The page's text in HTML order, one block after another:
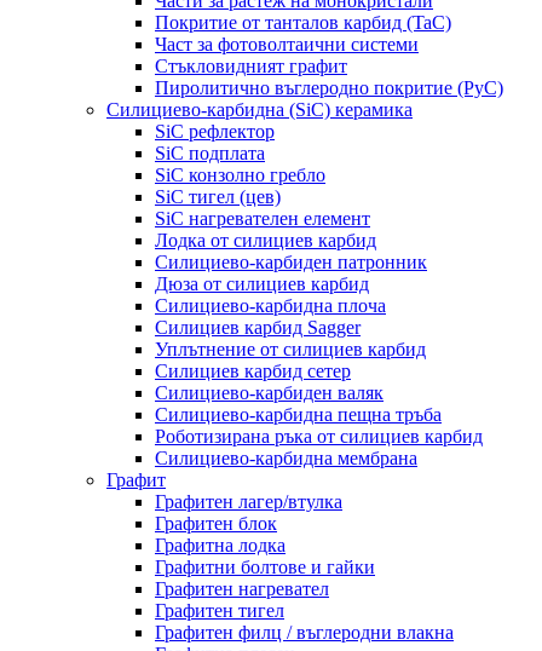
Покритие от танталов карбид (TaC)
Част за фотоволтаични системи
Стъкловидният графит
Пиролитично въглеродно покритие (PyC)
Силициево-карбидна (SiC) керамика
SiC рефлектор
SiC подплата
SiC конзолно гребло
SiC тигел (цев)
SiC нагревателен елемент
Лодка от силициев карбид
Силициево-карбиден патронник
Дюза от силициев карбид
Силициево-карбидна плоча
Силициев карбид Sagger
Уплътнение от силициев карбид
Силициев карбид сетер
Силициево-карбиден валяк
Силициево-карбидна пещна тръба
Роботизирана ръка от силициев карбид
Силициево-карбидна мембрана
Графит
Графитен лагер/втулка
Графитен блок
Графитна лодка
Графитни болтове и гайки
Графитен нагревател
Графитен тигел
Графитен филц / въглеродни влакна